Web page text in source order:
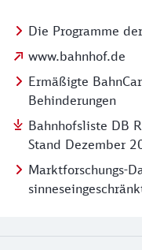
Die Programme
www.bahnhof.de
Ermäßigte
Behinderungen
Bahnhofsliste DB
Stand Dezember
Marktforschungs-